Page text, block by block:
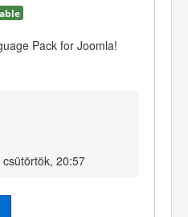
Pack for Joomla!
20:57